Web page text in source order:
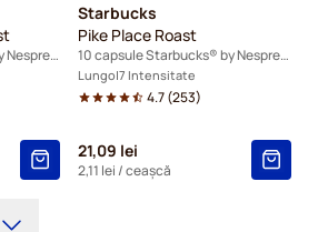
10 capsule Starbucks® by Nespresso®
Starbucks
Pike Place Roast
10 capsule Starbucks® by Nespresso®
Lungo 7 Intensitate
4.7(253)
21,09 lei
2,11 lei / ceașcă